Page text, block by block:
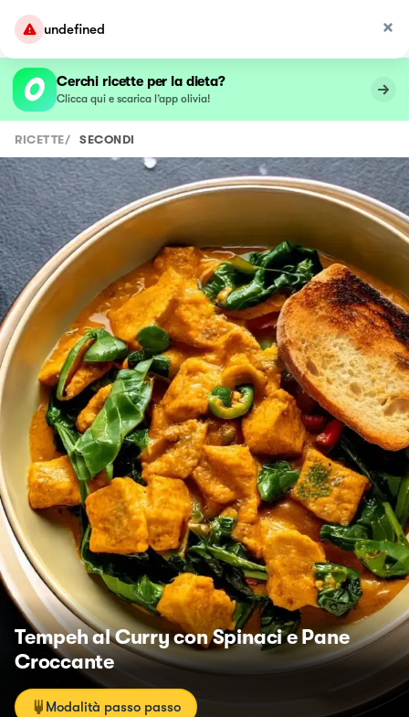
undefined
Cerchi ricette per la dieta?
Clicca qui e scarica l’app olivia!
RICETTE/ SECONDI
Tempeh al Curry con Spinaci e Pane
Croccante
Modalità passo passo